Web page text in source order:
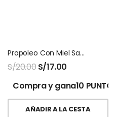
Propoleo Con Miel San Jose 120 Ml
S/20.00 S/17.00
Compra y gana10 PUNTOS!
AÑADIR A LA CESTA